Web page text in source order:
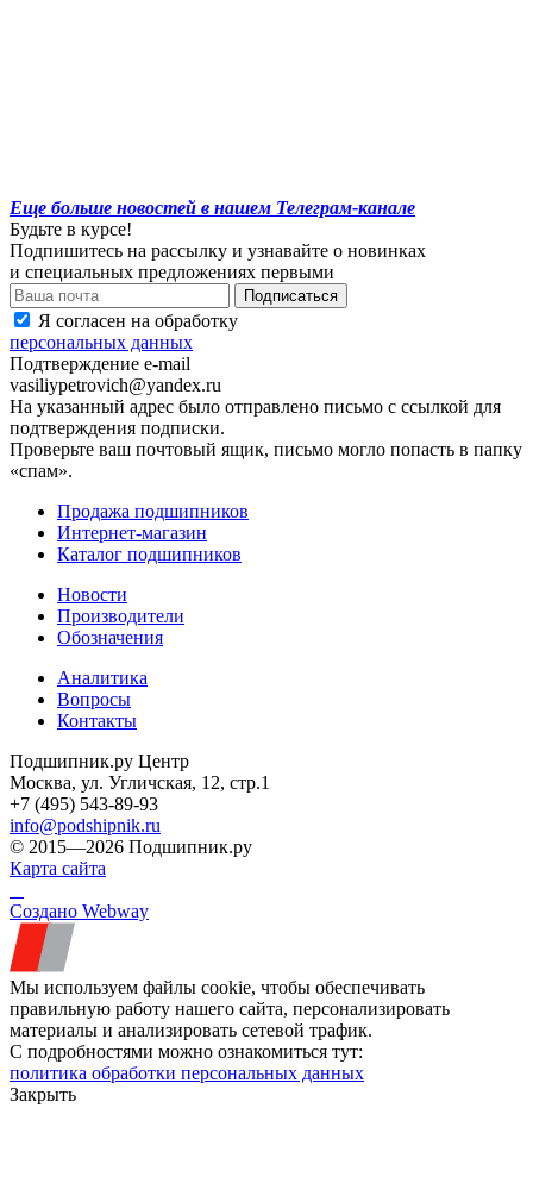
Еще больше новостей в нашем Телеграм-канале
Будьте в курсе!
Подпишитесь на рассылку и узнавайте о новинках
и специальных предложениях первыми
Я согласен на обработку
персональных данных
Подтверждение e-mail
vasiliypetrovich@yandex.ru
На указанный адрес было отправлено письмо с ссылкой для
подтверждения подписки.
Проверьте ваш почтовый ящик, письмо могло попасть в папку
«спам».
Продажа подшипников
Интернет-магазин
Каталог подшипников
Новости
Производители
Обозначения
Аналитика
Вопросы
Контакты
Подшипник.ру Центр
Москва, ул. Угличская, 12, стр.1
+7 (495) 543-89-93
info@podshipnik.ru
© 2015—2026 Подшипник.ру
Карта сайта
Создано Webway
Мы используем файлы cookie, чтобы обеспечивать
правильную работу нашего сайта, персонализировать
материалы и анализировать сетевой трафик.
С подробностями можно ознакомиться тут:
политика обработки персональных данных
Закрыть